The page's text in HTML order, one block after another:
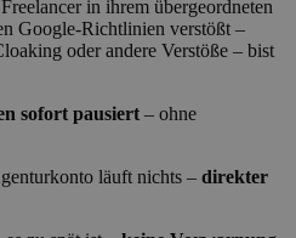
in ihrem übergeordneten
Google-Richtlinien verstößt –
oder andere Verstöße – bist
sofort pausiert – ohne
läuft nichts – direkter